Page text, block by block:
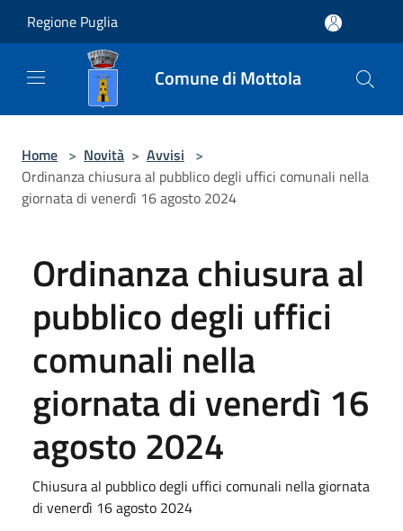
Regione Puglia
Comune di Mottola
Home > Novità > Avvisi >
Ordinanza chiusura al pubblico degli uffici comunali nella
giornata di venerdì 16 agosto 2024
Ordinanza chiusura al
pubblico degli uffici
comunali nella
giornata di venerdì 16
agosto 2024
Chiusura al pubblico degli uffici comunali nella giornata
di venerdì 16 agosto 2024